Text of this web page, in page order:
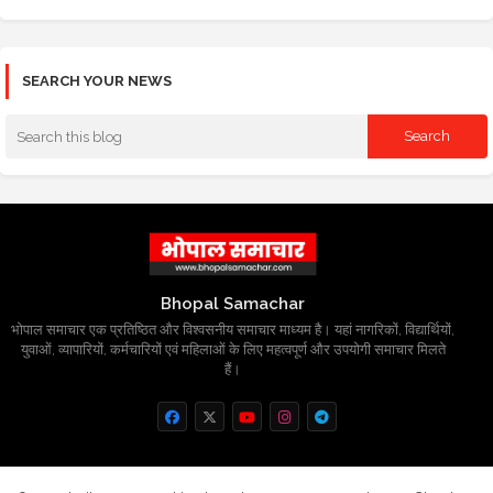
SEARCH YOUR NEWS
Bhopal Samachar
भोपाल समाचार एक प्रतिष्ठित और विश्वसनीय समाचार माध्यम है। यहां नागरिकों, विद्यार्थियों,
युवाओं, व्यापारियों, कर्मचारियों एवं महिलाओं के लिए महत्वपूर्ण और उपयोगी समाचार मिलते
हैं।